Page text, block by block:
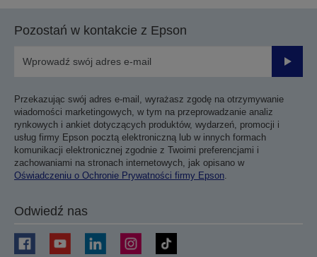
Pozostań w kontakcie z Epson
Przekazując swój adres e-mail, wyrażasz zgodę na otrzymywanie
wiadomości marketingowych, w tym na przeprowadzanie analiz
rynkowych i ankiet dotyczących produktów, wydarzeń, promocji i
usług firmy Epson pocztą elektroniczną lub w innych formach
komunikacji elektronicznej zgodnie z Twoimi preferencjami i
zachowaniami na stronach internetowych, jak opisano w
Oświadczeniu o Ochronie Prywatności firmy Epson
Odwiedź nas